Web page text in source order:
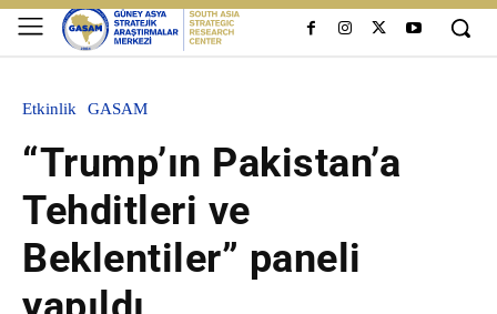
Etkinlik GASAM
“Trump’ın Pakistan’a
Tehditleri ve
Beklentiler” paneli